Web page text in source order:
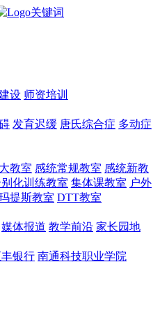
设 师资培训
发育迟缓 唐氏综合症 多动症
教室 感统常规教室 感统新教
化训练教室 集体课教室 户外
提斯教室 DTT教室
媒体报道 教学前沿 家长园地
银行 南通科技职业学院